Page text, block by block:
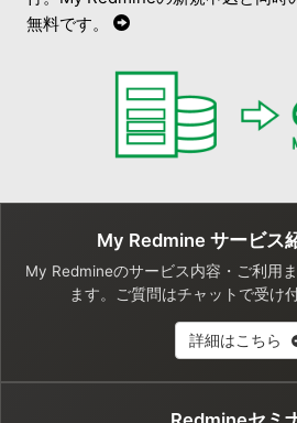
無料です。
My Redmine サービス
My Redmineのサービス内容・ご利用
ます。ご質問はチャットで受け
詳細はこちら